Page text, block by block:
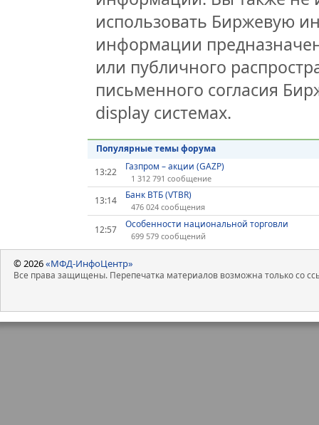
использовать Биржевую
информации
или публичного
письменного согласия
display системах.
Популярные темы форума
13:22
Газпром – акции (GAZP)
1 312 791 сообщение
13:14 Банк ВТБ (VTBR)
476 024 сообщения
12:57 Особенности национальной торговли
699 579 сообщений
© 2026«МФД-ИнфоЦентр»
Все права защищены. Перепечатка материалов возможна только со